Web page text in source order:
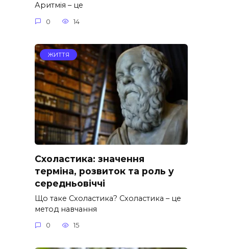
Аритмія – це
0 14
ЖИТТЯ
Схоластика: значення
терміна, розвиток та роль у
середньовіччі
Що таке Схоластика? Схоластика – це
метод навчання
0 15